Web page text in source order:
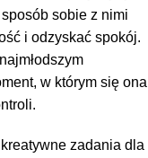
sobie z nimi
i odzyskać spokój.
w którym się ona
zadania dla